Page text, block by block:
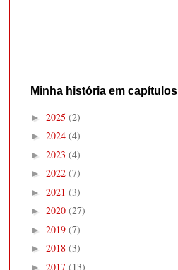
Minha história em capítulos
► 2025 (2)
► 2024 (4)
► 2023 (4)
► 2022 (7)
► 2021 (3)
► 2020 (27)
► 2019 (7)
► 2018 (3)
► 2017 (13)